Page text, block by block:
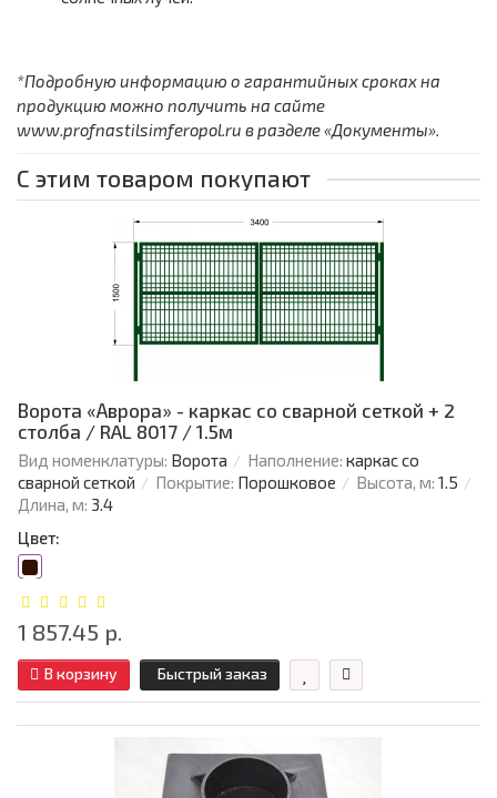
*Подробную информацию о гарантийных сроках на
продукцию можно получить на сайте
www.profnastilsimferopol.ru в разделе «Документы».
С этим товаром покупают
Ворота «Аврора» - каркас со сварной сеткой + 2
столба / RAL 8017 / 1.5м
Вид номенклатуры: Ворота Наполнение: каркас со
сварной сеткой
Покрытие: Порошковое Высота, м: 1.5
Длина, м: 3.4
Цвет:
1 857.45 р.
В корзину Быстрый заказ